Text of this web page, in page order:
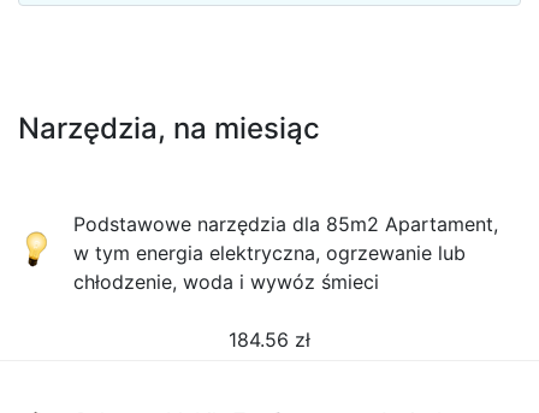
Narzędzia, na miesiąc
Podstawowe narzędzia dla 85m2 Apartament,
w tym energia elektryczna, ogrzewanie lub
chłodzenie, woda i wywóz śmieci
184.56 zł